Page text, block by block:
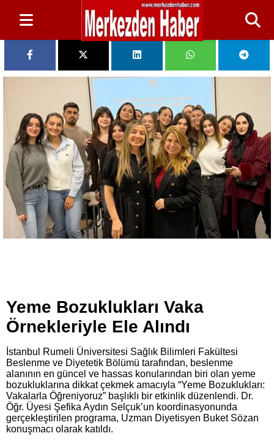
Yeme Bozuklukları Vaka
Örnekleriyle Ele Alındı
İstanbul Rumeli Üniversitesi Sağlık Bilimleri Fakültesi
Beslenme ve Diyetetik Bölümü tarafından, beslenme
alanının en güncel ve hassas konularından biri olan yeme
bozukluklarına dikkat çekmek amacıyla “Yeme Bozuklukları:
Vakalarla Öğreniyoruz” başlıklı bir etkinlik düzenlendi. Dr.
Öğr. Üyesi Şefika Aydın Selçuk’un koordinasyonunda
gerçekleştirilen programa, Uzman Diyetisyen Buket Sözan
konuşmacı olarak katıldı.